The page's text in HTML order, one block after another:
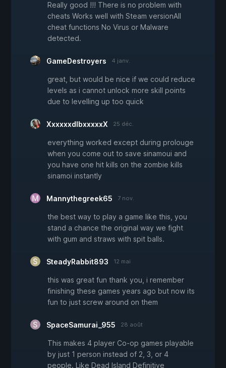
Really good !!! There is no problem with
cheats Works well with Steam versionAll
cheat functions No Virus or Malware
detected.
GameDestroyers 4 janv.
great, but would be nice if we could reduce
levels as i cannot unlock more skill points
due to levelling up too quick
XxxxxxdIbxxxxxX 25 déc.
everything worked except during prolouge
when you come out to save sinamoui and
you have one hit kills on the zombie kills
sinamoi instantly
Mannythegreek65 7 nov.
the best way to play a game like this, you
stand a chance the original way we fight
with gum and straws with spit balls.
SteadyRabbit893 12 mai
this was great fun thank you, i remember
finishing these games years ago but now its
fun to just screw around on them
SpaceSamurai_955 28 août
This makes 4 player Co-op games playable
by just 1 person instead of 2, 3, or 4
people. Like Dead Island Definitive